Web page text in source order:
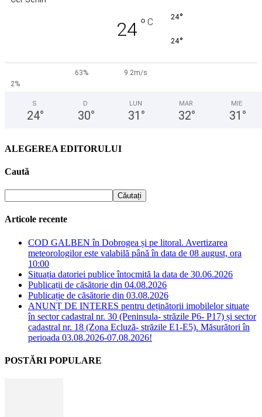
24 ° C 24°
24°
63%
9.2m/s
2%
S
24°
D
30°
LUN
31 °
MAR
32°
MIE
31 °
ALEGEREA EDITORULUI
Caută
Articole recente
COD GALBEN în Dobrogea și pe litoral. Avertizarea
meteorologilor este valabilă până în data de 08 august, ora
10:00
Situația datoriei publice întocmită la data de 30.06.2026
Publicații de căsătorie din 04.08.2026
Publicație de căsătorie din 03.08.2026
ANUNȚ DE INTERES pentru deținătorii imobilelor situate
în sector cadastral nr. 30 (Peninsula- străzile P6- P17) și sector
cadastral nr. 18 (Zona Ecluză- străzile E1-E5). Măsurători în
perioada 03.08.2026-07.08.2026!
POSTĂRI POPULARE